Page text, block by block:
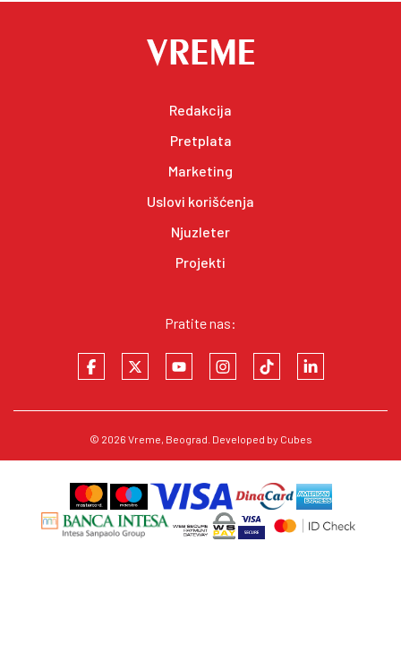
Redakcija
Pretplata
Marketing
Uslovi korišćenja
Njuzleter
Projekti
Pratite nas:
© 2026 Vreme, Beograd. Developed by Cubes